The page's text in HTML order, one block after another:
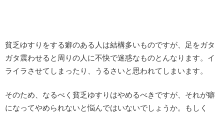
貧乏ゆすりをする癖のある人は結構多いものですが、足をガタ
ガタ震わせると周りの人に不快で迷惑なものとんなります。イ
ライラさせてしまったり、うるさいと思われてしまいます。
そのため、なるべく貧乏ゆすりはやめるべきですが、それが癖
になってやめられないと悩んではいないでしょうか。もしく